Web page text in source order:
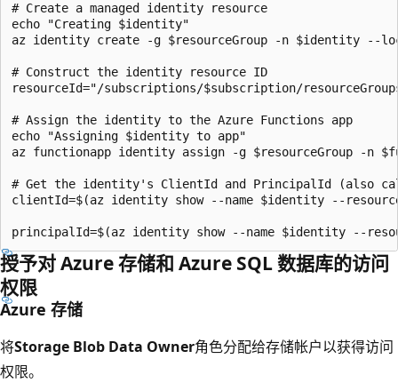
# Create a managed identity resource
echo "Creating $identity"
az identity create -g $resourceGroup -n $identity --
# Construct the identity resource ID
resourceId="/subscriptions/$subscription/
# Assign the identity to the Azure Functions app
echo "Assigning $identity to app"
az functionapp identity assign -g $resourceGroup -n
# Get the identity's ClientId and PrincipalId (also
clientId=$(az identity show --name $identity --
授予对 Azure 存储和 Azure SQL 数据库的访问
权限
Azure 存储
将Storage Blob Data Owner角色分配给存储帐户以获得访问
权限。